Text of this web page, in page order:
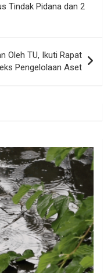
Tindak Pidana dan 2
Oleh TU, Ikuti Rapat
Pengelolaan Aset